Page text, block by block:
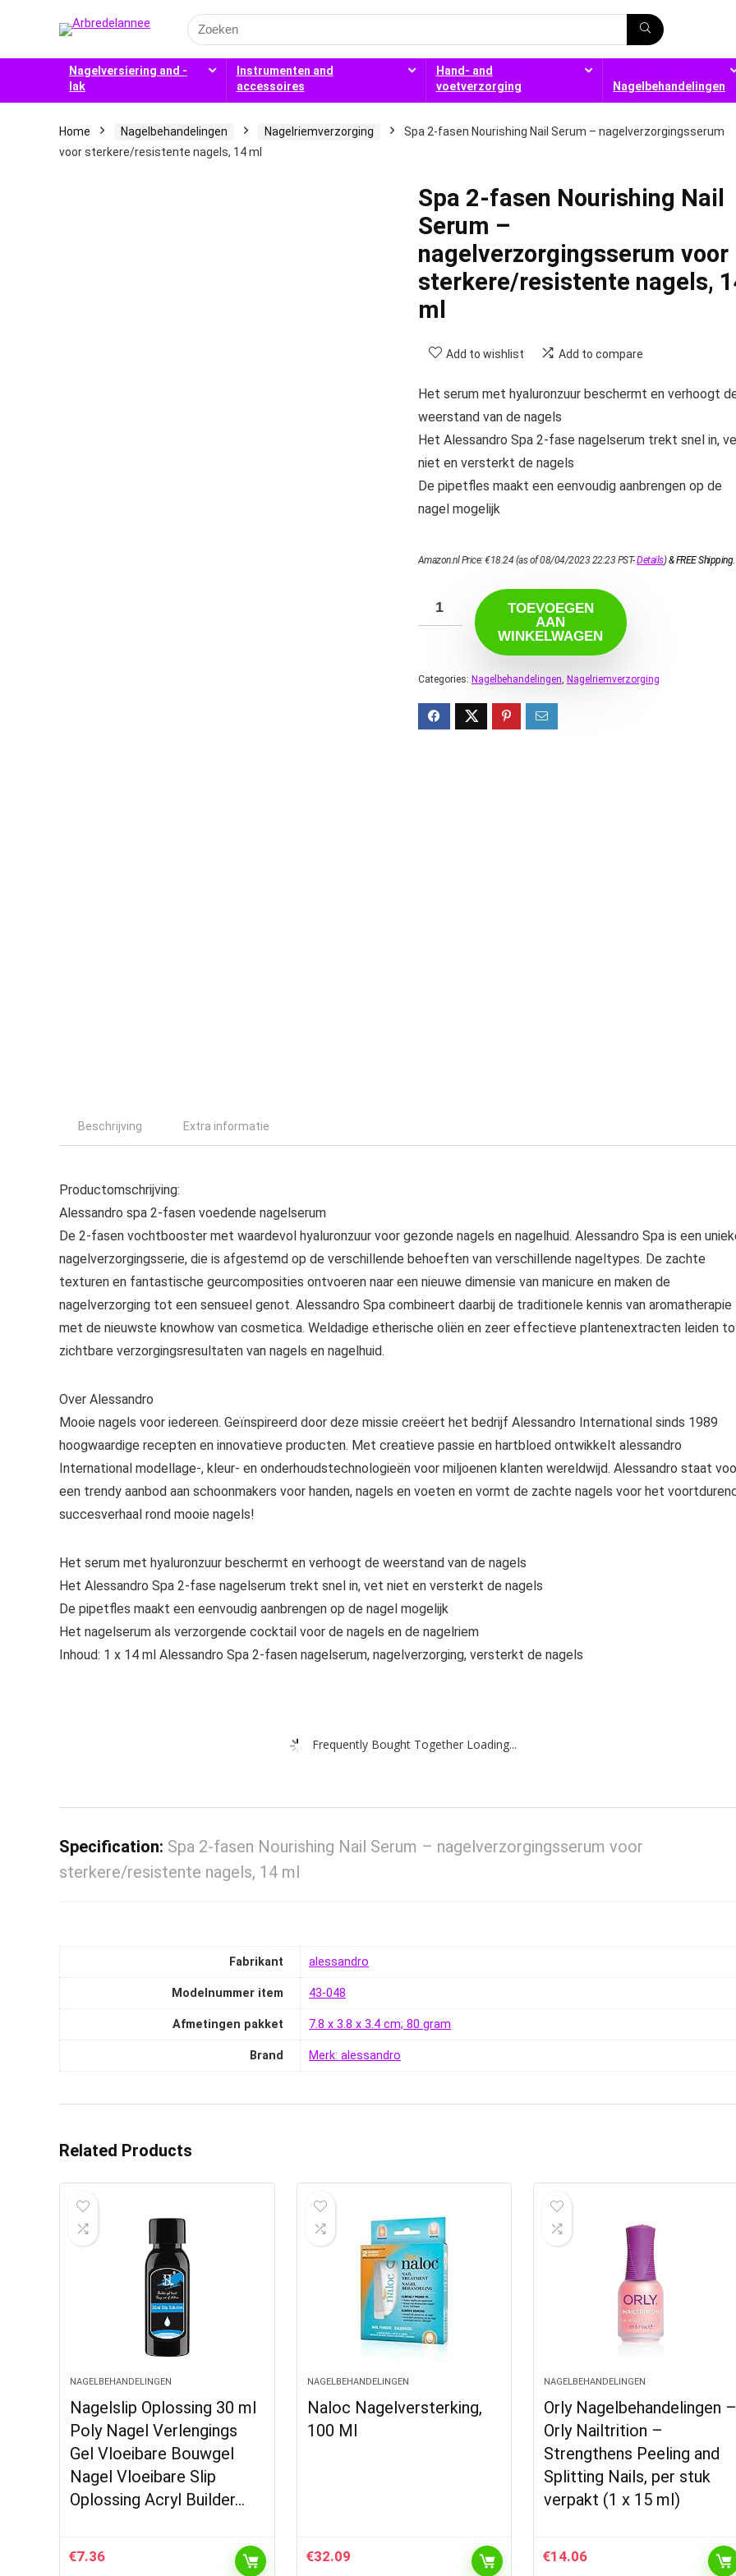
Search
for:
Nagelversiering and -
lak
Instrumenten and
accessoires
Hand- and
voetverzorging
Nagelbehandelingen
Home Nagelbehandelingen Nagelriemverzorging
Spa 2-fasen Nourishing Nail Serum – nagelverzorgingsserum
voor sterkere/resistente nagels, 14 ml
Spa 2-fasen Nourishing Nail
Serum –
nagelverzorgingsserum voor
sterkere/resistente nagels,
ml
Add to wishlist Add to compare
Het serum met hyaluronzuur beschermt en verhoogt
weerstand van de nagels
Het Alessandro Spa 2-fase nagelserum trekt snel in,
niet en versterkt de nagels
De pipetfles maakt een eenvoudig aanbrengen op de
nagel mogelijk
Amazon.nl Price:€18.24 (as of 08/04/2023 22:23 PST-Details)&FREE Shipping.
TOEVOEGEN
AAN
WINKELWAGEN
Categories: Nagelbehandelingen, Nagelriemverzorging
Beschrijving Extra informatie
Productomschrijving:
Alessandro spa 2-fasen voedende nagelserum
De 2-fasen vochtbooster met waardevol hyaluronzuur voor gezonde nagels en nagelhuid. Alessandro Spa is een
nagelverzorgingsserie, die is afgestemd op de verschillende behoeften van verschillende nageltypes. De zachte
texturen en fantastische geurcomposities ontvoeren naar een nieuwe dimensie van manicure en maken de
nagelverzorging tot een sensueel genot. Alessandro Spa combineert daarbij de traditionele kennis van aromatherapie
met de nieuwste knowhow van cosmetica. Weldadige etherische oliën en zeer effectieve plantenextracten leiden
zichtbare verzorgingsresultaten van nagels en nagelhuid.
Over Alessandro
Mooie nagels voor iedereen. Geïnspireerd door deze missie creëert het bedrijf Alessandro International sinds 1989
hoogwaardige recepten en innovatieve producten. Met creatieve passie en hartbloed ontwikkelt alessandro
International modellage-, kleur- en onderhoudstechnologieën voor miljoenen klanten wereldwijd. Alessandro staat
een trendy aanbod aan schoonmakers voor handen, nagels en voeten en vormt de zachte nagels voor het
succesverhaal rond mooie nagels!
Het serum met hyaluronzuur beschermt en verhoogt de weerstand van de nagels
Het Alessandro Spa 2-fase nagelserum trekt snel in, vet niet en versterkt de nagels
De pipetfles maakt een eenvoudig aanbrengen op de nagel mogelijk
Het nagelserum als verzorgende cocktail voor de nagels en de nagelriem
Inhoud: 1 x 14 ml Alessandro Spa 2-fasen nagelserum, nagelverzorging, versterkt de nagels
Frequently Bought Together Loading...
Specification: Spa 2-fasen Nourishing Nail Serum – nagelverzorgingsserum voor
sterkere/resistente nagels, 14 ml
Fabrikant ‎alessandro
Modelnummer item ‎43-048
Afmetingen pakket ‎7.8 x 3.8 x 3.4 cm; 80 gram
Brand Merk: alessandro
Related Products
NAGELBEHANDELINGEN
Nagelslip Oplossing 30 ml
Poly Nagel Verlengings
Gel Vloeibare Bouwgel
Nagel Vloeibare Slip
Oplossing Acryl Builder…
€7.36
NAGELBEHANDELINGEN
Naloc Nagelversterking,
100 Ml
€32.09
NAGELBEHANDELINGEN
Orly Nagelbehandelingen
Orly Nailtrition –
Strengthens Peeling and
Splitting Nails, per stuk
verpakt (1 x 15 ml)
€14.06